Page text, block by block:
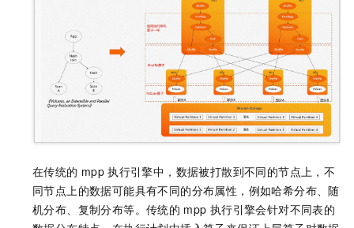
在传统的 mpp 执行引擎中，数据被打散到不同的节点上，不
同节点上的数据可能具有不同的分布属性，例如哈希分布、随
机分布、复制分布等。传统的 mpp 执行引擎会针对不同表的